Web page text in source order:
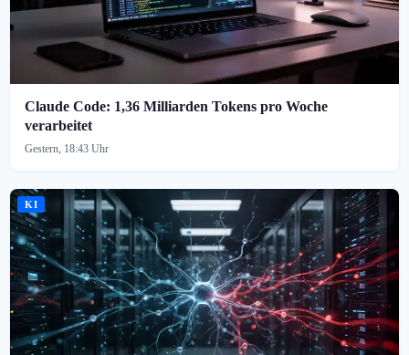
Claude Code: 1,36 Milliarden Tokens pro Woche
verarbeitet
Gestern, 18:43 Uhr
KI